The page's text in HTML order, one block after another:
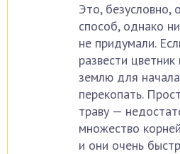
Это, безусловно,
способ, однако
не придумали.
развести
землю для
перекопать.
траву —
множество
и они очень